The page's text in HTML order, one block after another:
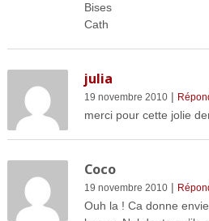
Bises
Cath
julia
19 novembre 2010|
merci pour cette jolie
Coco
19 novembre 2010|
Ouh la ! Ca donne